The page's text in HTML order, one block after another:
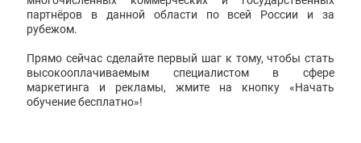
партнёров в данной области по всей России и за
рубежом.
Прямо сейчас сделайте первый шаг к тому, чтобы стать
высокооплачиваемым специалистом в сфере
маркетинга и рекламы, жмите на кнопку «Начать
обучение бесплатно»!